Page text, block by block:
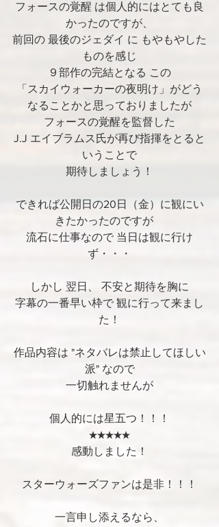
フォースの覚醒 は個人的にはとても良
かったのですが、
前回の 最後のジェダイ に もやもやした
ものを感じ
９部作の完結となる この
「スカイウォーカーの夜明け」がどう
なることかと思っておりましたが
フォースの覚醒を監督した
J.J エイブラムス氏が再び指揮をとると
いうことで
期待しましょう！
できれば公開日の20日（金）に観にい
きたかったのですが
流石に仕事なので 当日は観に行け
ず・・・
しかし 翌日、 不安と期待を胸に
字幕の一番早い枠で 観に行って来まし
た！
作品内容は "ネタバレは禁止してほしい
派" なので
一切触れませんが
個人的には星五つ！！！
★★★★★
感動しました！
スターウォーズファンは是非！！！
一言申し添えるなら、